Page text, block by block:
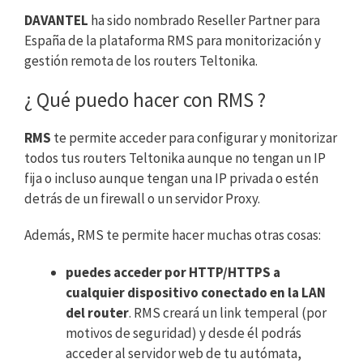
DAVANTEL ha sido nombrado Reseller Partner para
España de la plataforma RMS para monitorización y
gestión remota de los routers Teltonika.
¿ Qué puedo hacer con RMS ?
RMS te permite acceder para configurar y monitorizar
todos tus routers Teltonika aunque no tengan un IP
fija o incluso aunque tengan una IP privada o estén
detrás de un firewall o un servidor Proxy.
Además, RMS te permite hacer muchas otras cosas:
puedes acceder por HTTP/HTTPS a
cualquier dispositivo conectado en la LAN
del router. RMS creará un link temperal (por
motivos de seguridad) y desde él podrás
acceder al servidor web de tu autómata,